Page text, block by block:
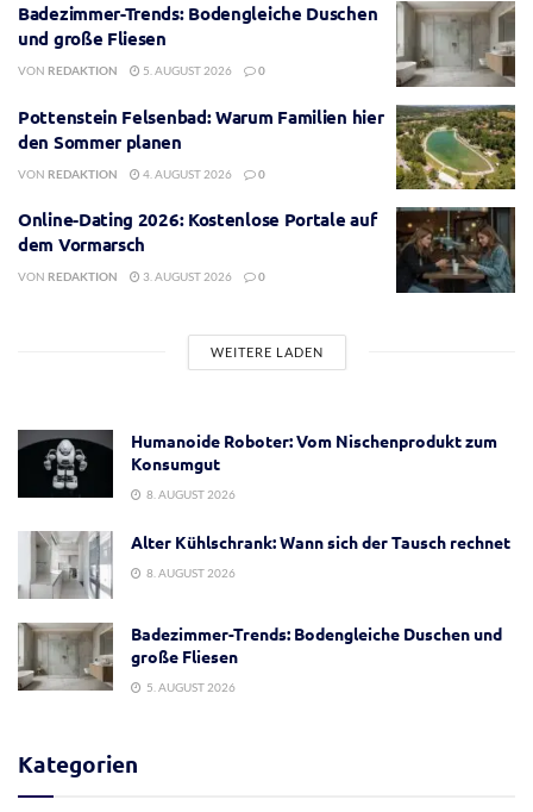
Badezimmer-Trends: Bodengleiche Duschen
und große Fliesen
VON REDAKTION 5. AUGUST 2026 0
Pottenstein Felsenbad: Warum Familien hier
den Sommer planen
VON REDAKTION 4. AUGUST 2026 0
Online-Dating 2026: Kostenlose Portale auf
dem Vormarsch
VON REDAKTION 3. AUGUST 2026 0
WEITERE LADEN
Humanoide Roboter: Vom Nischenprodukt zum
Konsumgut
8. AUGUST 2026
Alter Kühlschrank: Wann sich der Tausch rechnet
8. AUGUST 2026
Badezimmer-Trends: Bodengleiche Duschen und
große Fliesen
5. AUGUST 2026
Kategorien